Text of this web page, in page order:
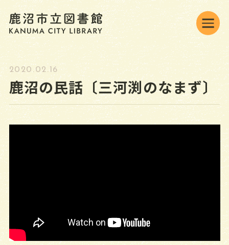
背景色変更 標準 黒 青
資料検索・予約
マイページ
2020.02.16
鹿沼の民話〔三河渕のなまず〕